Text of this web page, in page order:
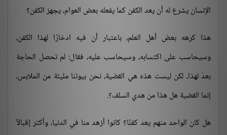
الإنسان يشرع له أن يعد الكفن كما يفعله بعض العوام، يجهز الكفن؟
هذا كرهه بعض أهل العلم، باعتبار أن فيه ادخارًا لهذا الكفن،
وسيحاسب على اكتسابه، وسيحاسب عليه، فقال: لم تحصل الحاجة
بعدُ لهذا، لكن ليست هذه هي القضية، نحن بيوتنا مليئة من الملابس،
إنما القضية هل هذا من هدي السلف؟.
هل كان الواحد منهم يعد كفنًا؟ كانوا أزهد منا في الدنيا، وأكثر إقبالاً